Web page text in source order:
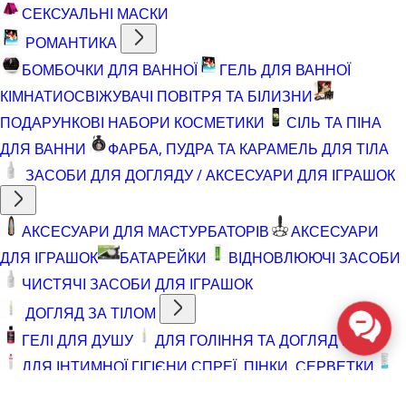
СЕКСУАЛЬНІ МАСКИ
РОМАНТИКА
БОМБОЧКИ ДЛЯ ВАННОЇ
ГЕЛЬ ДЛЯ ВАННОЇ
КІМНАТИОСВІЖУВАЧІ ПОВІТРЯ ТА БІЛИЗНИ
ПОДАРУНКОВІ НАБОРИ КОСМЕТИКИ
СІЛЬ ТА ПІНА
ДЛЯ ВАННИ
ФАРБА, ПУДРА ТА КАРАМЕЛЬ ДЛЯ ТІЛА
ЗАСОБИ ДЛЯ ДОГЛЯДУ / АКСЕСУАРИ ДЛЯ ІГРАШОК
АКСЕСУАРИ ДЛЯ МАСТУРБАТОРІВ
АКСЕСУАРИ
ДЛЯ ІГРАШОК
БАТАРЕЙКИ
ВІДНОВЛЮЮЧІ ЗАСОБИ
ЧИСТЯЧІ ЗАСОБИ ДЛЯ ІГРАШОК
ДОГЛЯД ЗА ТІЛОМ
ГЕЛІ ДЛЯ ДУШУ
ДЛЯ ГОЛІННЯ ТА ДОГЛЯД ПІСЛЯ
ДЛЯ ІНТИМНОЇ ГІГІЄНИ СПРЕЇ, ПІНКИ, СЕРВЕТКИ